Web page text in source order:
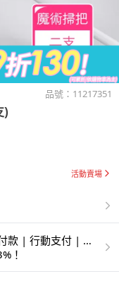
品號： 11217351
)
活動賣場
款 | 行動支付 | 超
！